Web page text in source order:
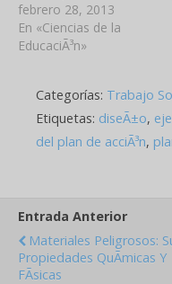
ya sea implÃ­cito o explÃ­
cito. Muchas expectativas
sociales son puestas en la
organizaciÃ³n, desarrollo y
evaluaciÃ³n a la
improvisaciÃ³n. En las
sociedades actuales,…
febrero 28, 2013
En «Ciencias de la
EducaciÃ³n»
Categorías: Trabajo
Etiquetas: diseÃ±o,
del plan de acciÃ³n,
Entrada Anterior
Materiales Peligrosos:
Propiedades QuÃ­micas Y
FÃ­sicas